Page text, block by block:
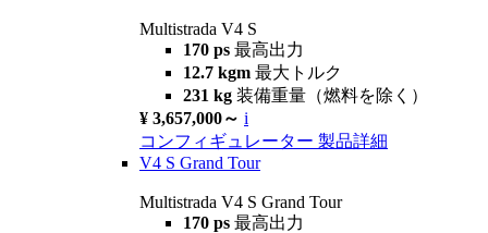
Multistrada V4 S
170 ps 最高出力
12.7 kgm 最大トルク
231 kg 装備重量（燃料を除く）
¥ 3,657,000～ i
コンフィギュレーター 製品詳細
V4 S Grand Tour
Multistrada V4 S Grand Tour
170 ps 最高出力